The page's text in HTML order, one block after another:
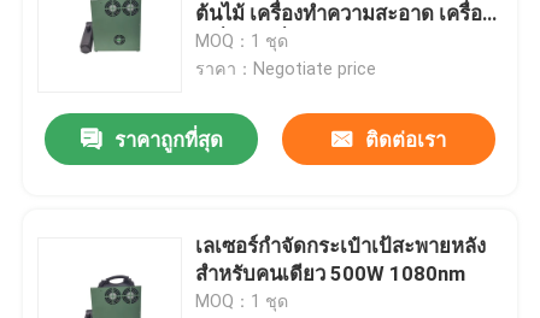
ต้นไม้ เครื่องทําความสะอาด เครื่อง
เครื่องมือที่เน้น
MOQ：1 ชุด
ราคา：Negotiate price
ราคาถูกที่สุด ติดต่อเรา
เลเซอร์กำจัดกระเป๋าเป้สะพายหลัง
สำหรับคนเดียว 500W 1080nm
MOQ：1 ชุด